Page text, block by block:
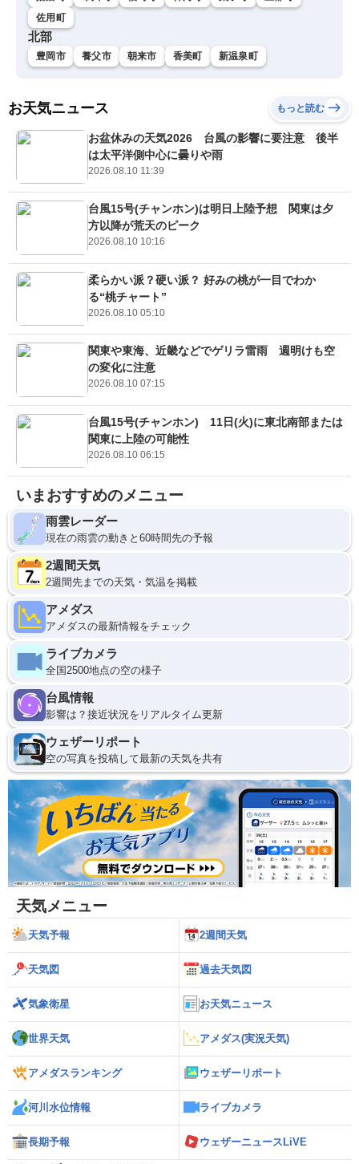
佐用町
北部
豊岡市 養父市 朝来市 香美町 新温泉町
お天気ニュース もっと読む
お盆休みの天気2026 台風の影響に要注意 後半
は太平洋側中心に曇りや雨
2026.08.10 11:39
台風15号(チャンホン)は明日上陸予想 関東は夕
方以降が荒天のピーク
2026.08.10 10:16
柔らかい派？硬い派？ 好みの桃が一目でわか
る“桃チャート”
2026.08.10 05:10
関東や東海、近畿などでゲリラ雷雨 週明けも空
の変化に注意
2026.08.10 07:15
台風15号(チャンホン) 11日(火)に東北南部または
関東に上陸の可能性
2026.08.10 06:15
いまおすすめのメニュー
雨雲レーダー
現在の雨雲の動きと60時間先の予報
2週間天気
2週間先までの天気・気温を掲載
アメダス
アメダスの最新情報をチェック
ライブカメラ
全国2500地点の空の様子
台風情報
影響は？接近状況をリアルタイム更新
ウェザーリポート
空の写真を投稿して最新の天気を共有
天気メニュー
天気予報 2週間天気
天気図 過去天気図
気象衛星 お天気ニュース
世界天気 アメダス(実況天気)
アメダスランキング ウェザーリポート
河川水位情報 ライブカメラ
長期予報 ウェザーニュースLiVE